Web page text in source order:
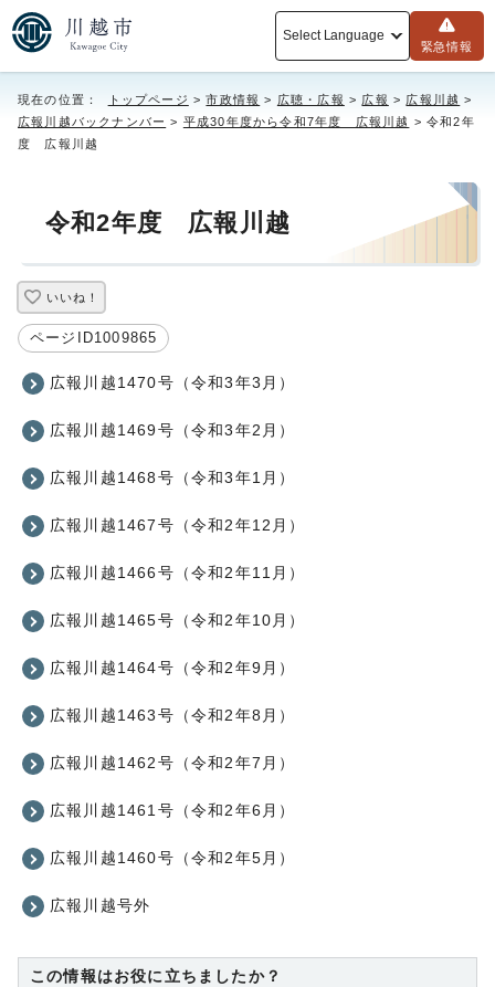
Select Language
緊急情報
現在の位置： トップページ >市政情報 > 広聴・広報 > 広報 > 広報川越 >
広報川越バックナンバー > 平成30年度から令和7年度 広報川越 > 令和2年
度 広報川越
令和2年度 広報川越
いいね！
ページID1009865
広報川越1470号（令和3年3月）
広報川越1469号（令和3年2月）
広報川越1468号（令和3年1月）
広報川越1467号（令和2年12月）
広報川越1466号（令和2年11月）
広報川越1465号（令和2年10月）
広報川越1464号（令和2年9月）
広報川越1463号（令和2年8月）
広報川越1462号（令和2年7月）
広報川越1461号（令和2年6月）
広報川越1460号（令和2年5月）
広報川越号外
この情報はお役に立ちましたか？